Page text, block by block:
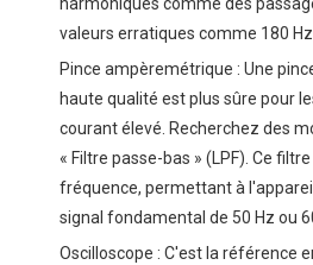
valeurs erratiques comme 180 Hz
Pince ampèremétrique : Une
haute qualité est plus sûre pour
courant élevé. Recherchez des
« Filtre passe-bas » (LPF). Ce
fréquence, permettant à
signal fondamental de 50 Hz ou
Oscilloscope : C'est la référence